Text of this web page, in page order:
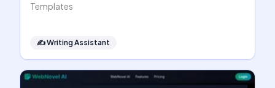
Templates
✍️Writing Assistant